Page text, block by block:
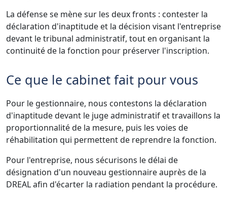
La défense se mène sur les deux fronts : contester la
déclaration d'inaptitude et la décision visant l'entreprise
devant le tribunal administratif, tout en organisant la
continuité de la fonction pour préserver l'inscription.
Ce que le cabinet fait pour vous
Pour le gestionnaire, nous contestons la déclaration
d'inaptitude devant le juge administratif et travaillons la
proportionnalité de la mesure, puis les voies de
réhabilitation qui permettent de reprendre la fonction.
Pour l'entreprise, nous sécurisons le délai de
désignation d'un nouveau gestionnaire auprès de la
DREAL afin d'écarter la radiation pendant la procédure.